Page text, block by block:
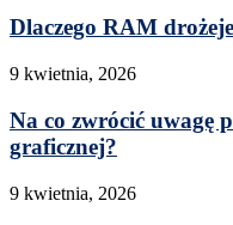
Dlaczego RAM
9 kwietnia, 2026
Na co zwrócić uwagę
graficznej?
9 kwietnia, 2026